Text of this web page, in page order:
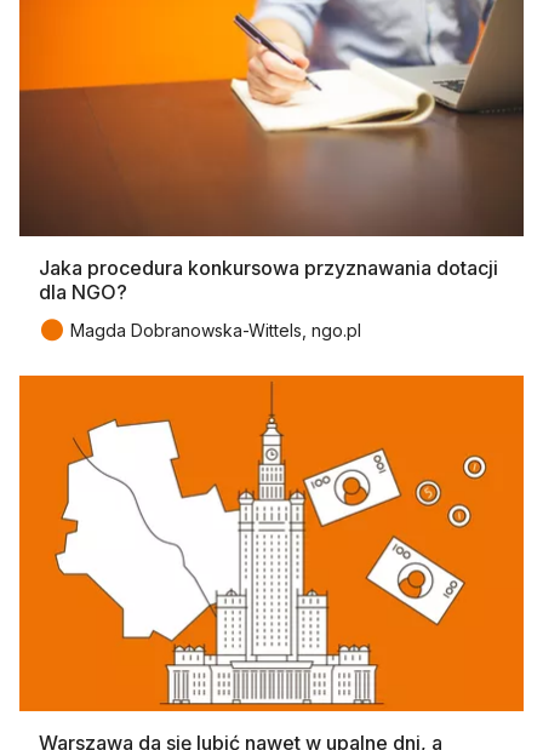
Jaka procedura konkursowa przyznawania dotacji
dla NGO?
● Magda Dobranowska-Wittels, ngo.pl
Warszawa da się lubić nawet w upalne dni, a